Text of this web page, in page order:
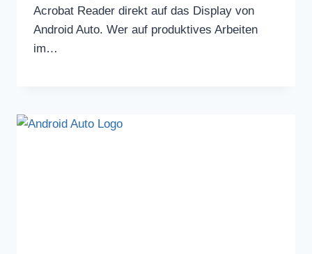
Acrobat Reader direkt auf das Display von
Android Auto. Wer auf produktives Arbeiten
im…